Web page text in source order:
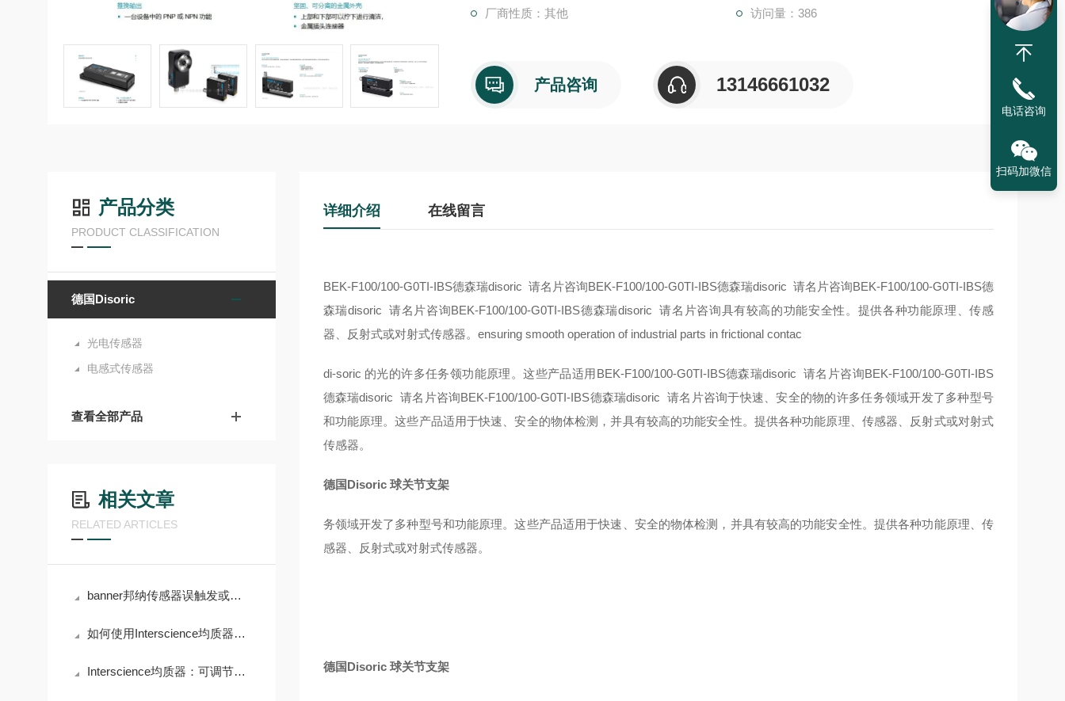
厂商性质：其他 访问量：386
产品咨询 13146661032
产品分类
PRODUCT CLASSIFICATION
德国Disoric
光电传感器
电感式传感器
查看全部产品
相关文章
RELATED ARTICLES
banner邦纳传感器误触发或不响应的诊断步骤
如何使用Interscience均质器优化样品处理？
Interscience均质器：可调节均质时间和力度，满足多样需求
详细介绍 在线留言
BEK-F100/100-G0TI-IBS德森瑞disoric 请名片咨询BEK-F100/100-G0TI-IBS德森瑞disoric 请名片咨询BEK-F100/100-G0TI-IBS德
森瑞disoric 请名片咨询BEK-F100/100-G0TI-IBS德森瑞disoric 请名片咨询具有较高的功能安全性。提供各种功能原理、传感
器、反射式或对射式传感器。 ensuring smooth operation of industrial parts in frictional contac
di-soric 的光的许多任务领功能原理。这些产品适用BEK-F100/100-G0TI-IBS德森瑞disoric 请名片咨询BEK-F100/100-G0TI-IBS
德森瑞disoric 请名片咨询BEK-F100/100-G0TI-IBS德森瑞disoric 请名片咨询于快速、安全的物的许多任务领域开发了多种型号
和功能原理。这些产品适用于快速、安全的物体检测，并具有较高的功能安全性。提供各种功能原理、传感器、反射式或对射式
传感器。
德国Disoric 球关节支架
务领域开发了多种型号和功能原理。这些产品适用于快速、安全的物体检测，并具有较高的功能安全性。提供各种功能原理、传
感器、反射式或对射式传感器。
德国Disoric 球关节支架
电话咨询
扫码加微信